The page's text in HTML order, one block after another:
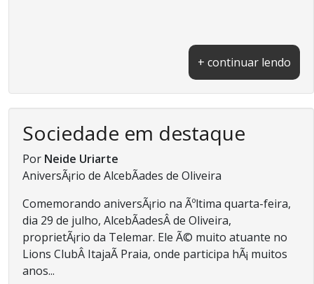
+ continuar lendo
Sociedade em destaque
Por Neide Uriarte
AniversÃ¡rio de AlcebÃ­ades de Oliveira
Comemorando aniversÃ¡rio na Ãºltima quarta-feira,
dia 29 de julho, AlcebÃ­adesÂ de Oliveira,
proprietÃ¡rio da Telemar. Ele Ã© muito atuante no
Lions ClubÂ ItajaÃ­ Praia, onde participa hÃ¡ muitos
anos...